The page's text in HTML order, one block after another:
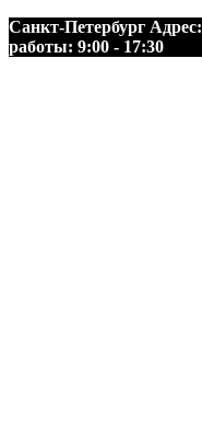
Санкт-Петербург Адрес:
работы: 9:00 - 17:30